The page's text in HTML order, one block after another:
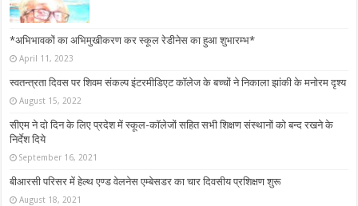
*अभिभावकों का अभिमुखीकरण कर स्कूल रेडीनेस का हुआ शुभारम्भ*
April 11, 2023
स्वतन्त्रता दिवस पर शिवम संकल्प इंटरमीडिएट कॉलेज के बच्चों ने निकाला झांकी के मनोरम दृश्य
August 15, 2022
सीएम ने दो दिन के लिए प्रदेश में स्कूल-कॉलेजों सहित सभी शिक्षण संस्थानों को बन्द रखने के
निर्देश दिये
September 16, 2021
बीआरसी परिसर में हेल्थ एण्ड वेलनेस एम्बेसडर का चार दिवसीय प्रशिक्षण शुरू
August 18, 2021